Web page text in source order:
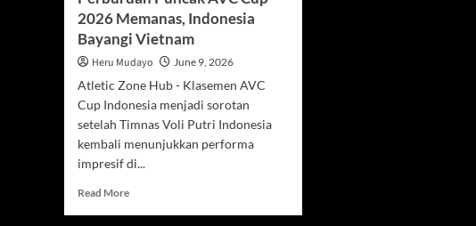
2026 Memanas, Indonesia
Bayangi Vietnam
Heru Mudayo June 9, 2026
Atletic Zone Hub - Klasemen AVC
Cup Indonesia menjadi sorotan
setelah Timnas Voli Putri Indonesia
kembali menunjukkan performa
impresif di...
Read MoreRead